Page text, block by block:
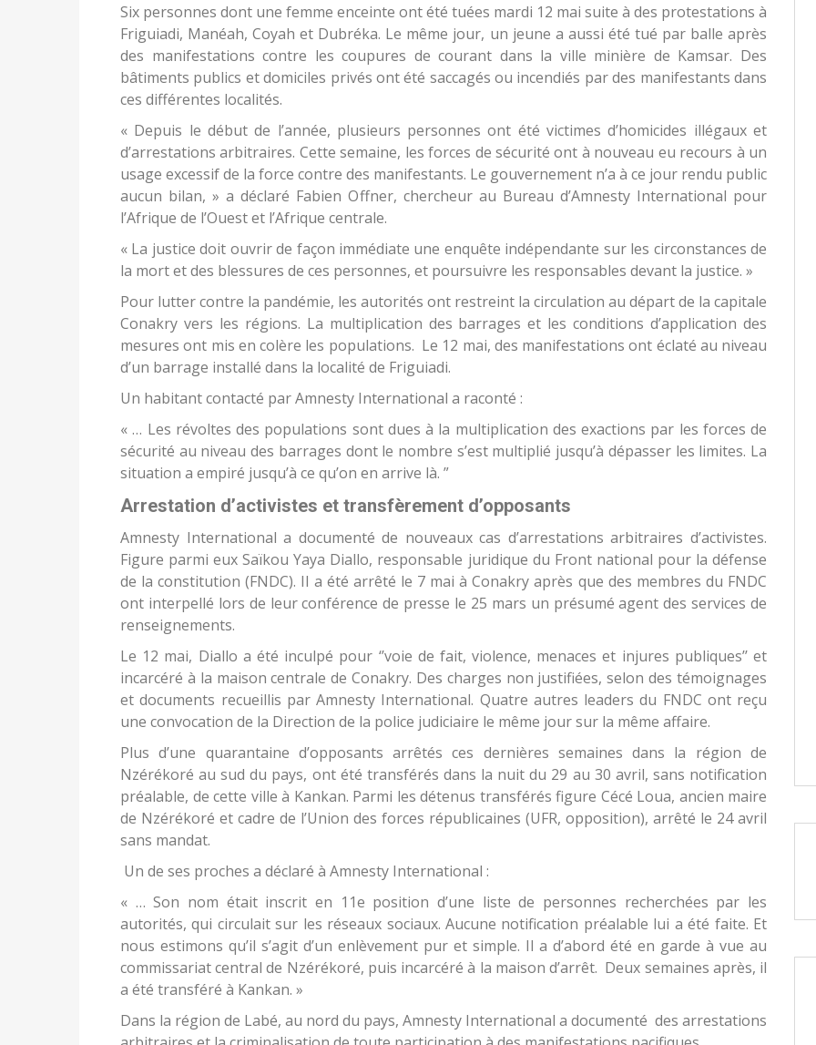
Six personnes dont une femme enceinte ont été tuées mardi 12 mai suite à des protestations à
Friguiadi, Manéah, Coyah et Dubréka. Le même jour, un jeune a aussi été tué par balle après
des manifestations contre les coupures de courant dans la ville minière de Kamsar. Des
bâtiments publics et domiciles privés ont été saccagés ou incendiés par des manifestants dans
ces différentes localités.
« Depuis le début de l’année, plusieurs personnes ont été victimes d’homicides illégaux et
d’arrestations arbitraires. Cette semaine, les forces de sécurité ont à nouveau eu recours à un
usage excessif de la force contre des manifestants. Le gouvernement n’a à ce jour rendu public
aucun bilan, » a déclaré Fabien Offner, chercheur au Bureau d’Amnesty International pour
l’Afrique de l’Ouest et l’Afrique centrale.
« La justice doit ouvrir de façon immédiate une enquête indépendante sur les circonstances de
la mort et des blessures de ces personnes, et poursuivre les responsables devant la justice. »
Pour lutter contre la pandémie, les autorités ont restreint la circulation au départ de la capitale
Conakry vers les régions. La multiplication des barrages et les conditions d’application des
mesures ont mis en colère les populations. Le 12 mai, des manifestations ont éclaté au niveau
d’un barrage installé dans la localité de Friguiadi.
Un habitant contacté par Amnesty International a raconté :
« … Les révoltes des populations sont dues à la multiplication des exactions par les forces de
sécurité au niveau des barrages dont le nombre s’est multiplié jusqu’à dépasser les limites. La
situation a empiré jusqu’à ce qu’on en arrive là. ”
Arrestation d’activistes et transfèrement d’opposants
Amnesty International a documenté de nouveaux cas d’arrestations arbitraires d’activistes.
Figure parmi eux Saïkou Yaya Diallo, responsable juridique du Front national pour la défense
de la constitution (FNDC). Il a été arrêté le 7 mai à Conakry après que des membres du FNDC
ont interpellé lors de leur conférence de presse le 25 mars un présumé agent des services de
renseignements.
Le 12 mai, Diallo a été inculpé pour ‘’voie de fait, violence, menaces et injures publiques’’ et
incarcéré à la maison centrale de Conakry. Des charges non justifiées, selon des témoignages
et documents recueillis par Amnesty International. Quatre autres leaders du FNDC ont reçu
une convocation de la Direction de la police judiciaire le même jour sur la même affaire.
Plus d’une quarantaine d’opposants arrêtés ces dernières semaines dans la région de
Nzérékoré au sud du pays, ont été transférés dans la nuit du 29 au 30 avril, sans notification
préalable, de cette ville à Kankan. Parmi les détenus transférés figure Cécé Loua, ancien maire
de Nzérékoré et cadre de l’Union des forces républicaines (UFR, opposition), arrêté le 24 avril
sans mandat.
Un de ses proches a déclaré à Amnesty International :
« … Son nom était inscrit en 11e position d’une liste de personnes recherchées par les
autorités, qui circulait sur les réseaux sociaux. Aucune notification préalable lui a été faite. Et
nous estimons qu’il s’agit d’un enlèvement pur et simple. Il a d’abord été en garde à vue au
commissariat central de Nzérékoré, puis incarcéré à la maison d’arrêt. Deux semaines après, il
a été transféré à Kankan. »
Dans la région de Labé, au nord du pays, Amnesty International a documenté des arrestations